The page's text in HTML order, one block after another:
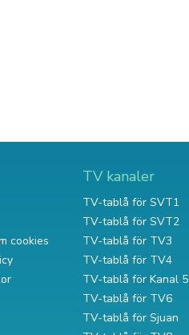
cookies
TV kanaler
TV-tablå för SVT1
TV-tablå för SVT2
TV-tablå för TV3
TV-tablå för TV4
TV-tablå för Kanal 5
TV-tablå för TV6
TV-tablå för Sjuan